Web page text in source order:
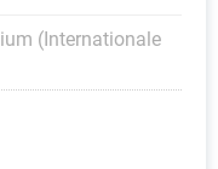
(Internationale